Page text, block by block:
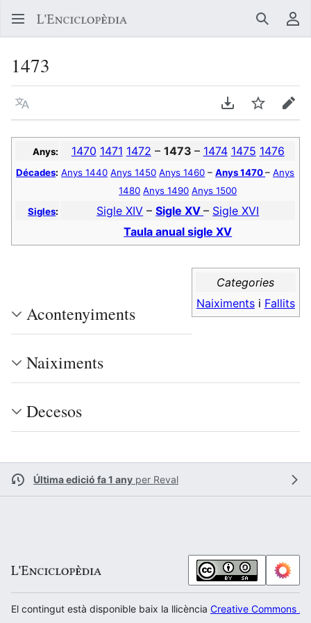
Buscar
1473
Llegir en un atre idioma Descarregar en
Vigilar
Anys: 1470 1471 1472 – 1473 – 1474 1475 1476
Décades: Anys 1440 Anys 1450 Anys 1460 –Anys 1470–Anys
1480 Anys 1490 Anys 1500
Sigles: Sigle XIV –Sigle XV– Sigle XVI
Taula anual sigle XV
Categories
Naiximentsi Fallits
Acontenyiments
Naiximents
Decesos
Última edició fa 1 any per Reval
El contingut està disponible baix la llicència Creative Commons